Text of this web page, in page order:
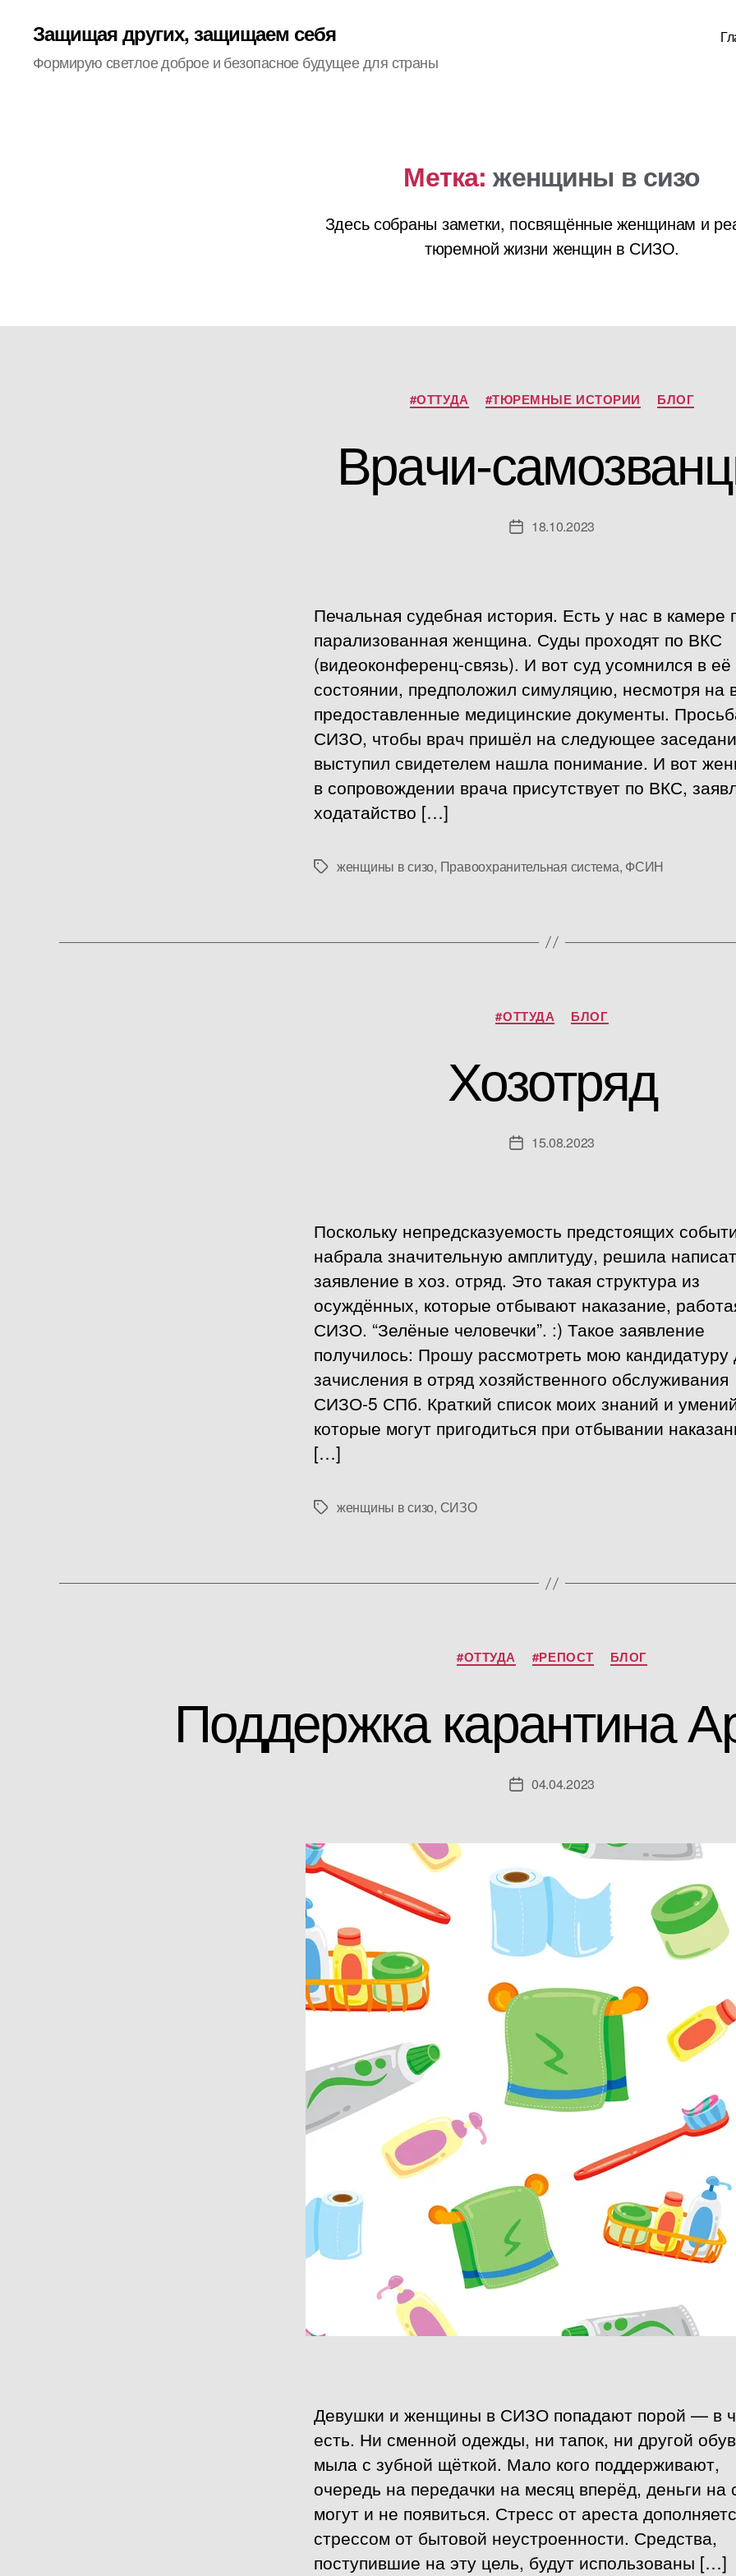
Защищая других, защищаем себя
Формирую светлое доброе и безопасное будущее для страны
Метка: женщины в сизо
Здесь собраны заметки, посвящённые женщинам и
тюремной жизни женщин в СИЗО.
Рубрики
#ОТТУДА #ТЮРЕМНЫЕ ИСТОРИИ БЛОГ
Врачи-
Дата18.10.2023
Печальная судебная история. Есть у нас в камере
парализованная женщина. Суды проходят по ВКС
(видеоконференц-связь). И вот суд усомнился в её
состоянии, предположил симуляцию, несмотря на
предоставленные медицинские документы.
СИЗО, чтобы врач пришёл на следующее
выступил свидетелем нашла понимание. И вот
в сопровождении врача присутствует по ВКС,
ходатайство […]
Меткиженщины в сизо, Правоохранительная система, ФСИН
Рубрики
#ОТТУДА БЛОГ
Хозотряд
Дата15.08.2023
Поскольку непредсказуемость предстоящих
набрала значительную амплитуду, решила
заявление в хоз. отряд. Это такая структура из
осуждённых, которые отбывают наказание,
СИЗО. “Зелёные человечки”. :) Такое заявление
получилось: Прошу рассмотреть мою кандидатуру
зачисления в отряд хозяйственного обслуживания
СИЗО-5 СПб. Краткий список моих знаний и
которые могут пригодиться при отбывании
[…]
Меткиженщины в сизо, СИЗО
Рубрики
#ОТТУДА #РЕПОСТ БЛОГ
Поддержка карантина
Дата04.04.2023
Девушки и женщины в СИЗО попадают порой — в
есть. Ни сменной одежды, ни тапок, ни другой
мыла с зубной щёткой. Мало кого поддерживают,
очередь на передачки на месяц вперёд, деньги на
могут и не появиться. Стресс от ареста
стрессом от бытовой неустроенности. Средства,
поступившие на эту цель, будут использованы […]